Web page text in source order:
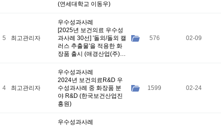
(연세대학교 이동우)
5 최고관리자
우수성과사례
[2025년 보건의료 우수성
과사례 30선] '돌외/돌외 캘
러스 추출물'을 적용한 화
장품 출시 (애경산업(주)…
576 02-09
4 최고관리자
우수성과사례
2024년 보건의료R&D 우
수성과사례 중 화장품 분
야 R&D (한국보건산업진
흥원)
1599 02-24
우수성과사례